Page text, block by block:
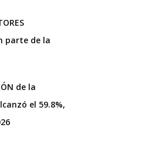
parte de la
de la
el 59.8%,